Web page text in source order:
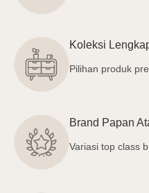
Koleksi
Pilihan produk
Brand Papan
Variasi top class